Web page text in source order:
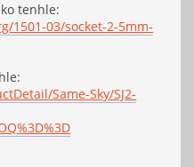
tenhle:
1501-03/socket-2-5mm-
Same-Sky/SJ2-